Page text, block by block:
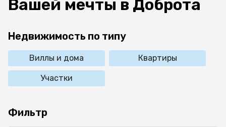
Вашей мечты в Доброта
Недвижимость по типу
Виллы и дома Квартиры
Участки
Фильтр